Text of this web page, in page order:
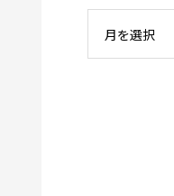
月を選択